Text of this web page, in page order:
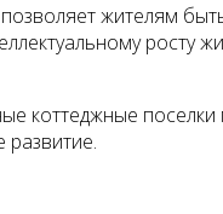
жителям
росту
коттеджные
развитие.